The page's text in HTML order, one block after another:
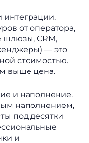
интеграции.
от оператора,
шлюзы, CRM,
— это
стоимостью.
выше цена.
и наполнение.
наполнением,
под десятки
и